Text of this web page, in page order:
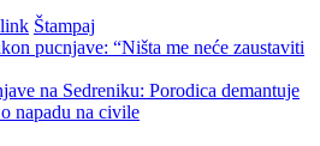
Štampaj
pucnjave: “Ništa me neće zaustaviti
na Sedreniku: Porodica demantuje
napadu na civile